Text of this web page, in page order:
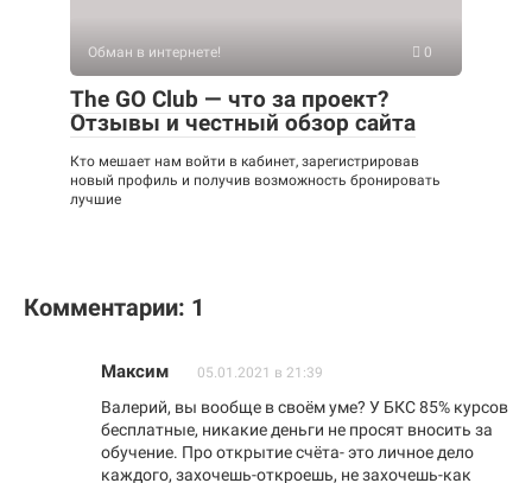
Обман в интернете! 0
The GO Club — что за проект?
Отзывы и честный обзор сайта
Кто мешает нам войти в кабинет, зарегистрировав
новый профиль и получив возможность бронировать
лучшие
Комментарии: 1
Максим 05.01.2021 в 21:39
Валерий, вы вообще в своём уме? У БКС 85% курсов
бесплатные, никакие деньги не просят вносить за
обучение. Про открытие счёта- это личное дело
каждого, захочешь-откроешь, не захочешь-как